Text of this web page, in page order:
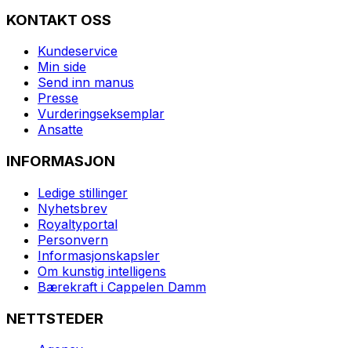
KONTAKT OSS
Kundeservice
Min side
Send inn manus
Presse
Vurderingseksemplar
Ansatte
INFORMASJON
Ledige stillinger
Nyhetsbrev
Royaltyportal
Personvern
Informasjonskapsler
Om kunstig intelligens
Bærekraft i Cappelen Damm
NETTSTEDER